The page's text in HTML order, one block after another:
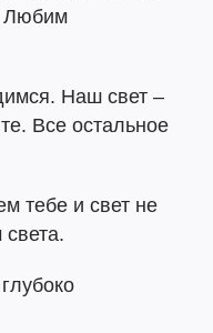
Любим
Наш свет –
Все остальное
тебе и свет не